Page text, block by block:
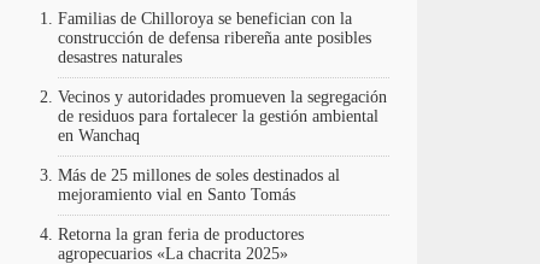
Familias de Chilloroya se benefician con la
construcción de defensa ribereña ante posibles
desastres naturales
Vecinos y autoridades promueven la segregación
de residuos para fortalecer la gestión ambiental
en Wanchaq
Más de 25 millones de soles destinados al
mejoramiento vial en Santo Tomás
Retorna la gran feria de productores
agropecuarios «La chacrita 2025»